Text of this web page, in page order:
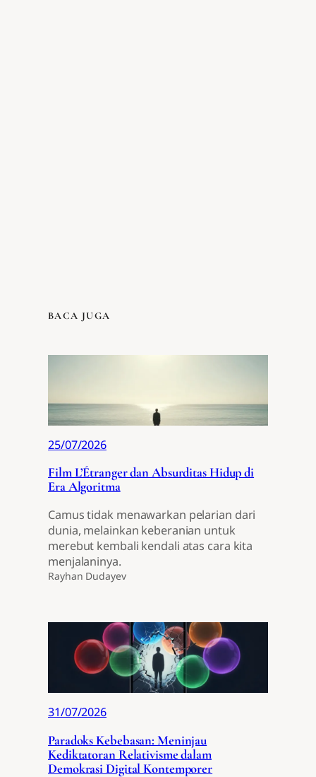
BACA JUGA
25/07/2026
Film L’Étranger dan Absurditas Hidup di
Era Algoritma
Camus tidak menawarkan pelarian dari
dunia, melainkan keberanian untuk
merebut kembali kendali atas cara kita
menjalaninya.
Rayhan Dudayev
31/07/2026
Paradoks Kebebasan: Meninjau
Kediktatoran Relativisme dalam
Demokrasi Digital Kontemporer